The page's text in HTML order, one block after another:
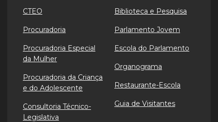
CTEO
Procuradoria
Procuradoria Especial
da Mulher
Procuradoria da Criança
e do Adolescente
Consultoria Técnico-
Legislativa
Biblioteca e Pesquisa
Parlamento Jovem
Escola do Parlamento
Organograma
Restaurante-Escola
Guia de Visitantes